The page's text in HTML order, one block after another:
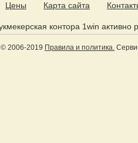
Цены Карта сайта
контора 1win активно
© 2006-2019 Правила и политика.